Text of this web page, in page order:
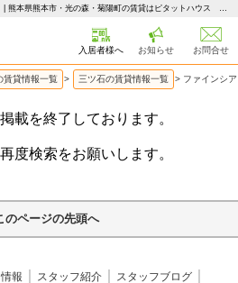
ファインシア２三ツ石の1LDK賃貸アパート | 熊本県熊本市・光の森・菊陽町の賃貸はピタットハウス 熊本賃貸サポート
入居者様へ お知らせ お問合せ
賃貸情報一覧 > 三ツ石の賃貸情報一覧 > ファインシ
載を終了しております。
度検索をお願いします。
のページの先頭へ
報 スタッフ紹介
スタッフブログ